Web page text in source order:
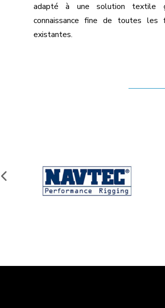
adapté à une solution textile
connaissance fine de toutes les
existantes.